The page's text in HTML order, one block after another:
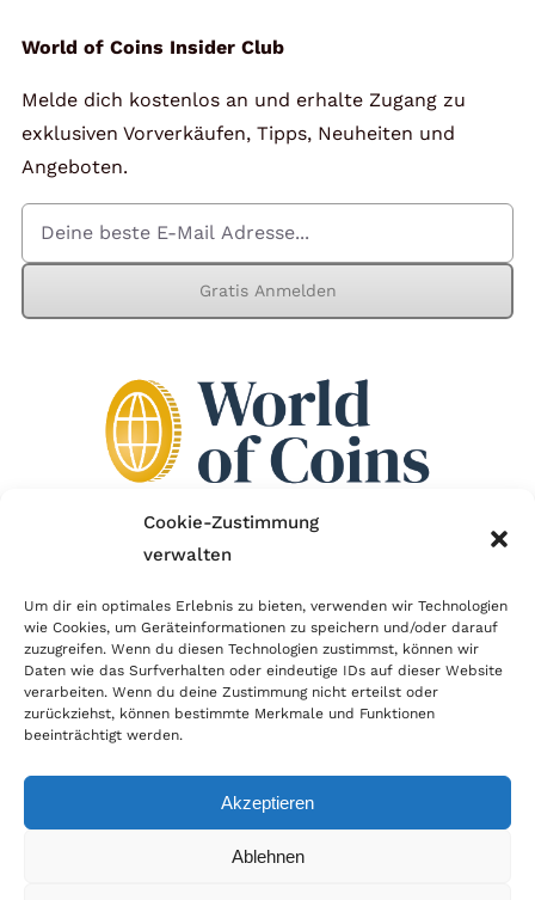
Cookie-Zustimmung
verwalten
Um dir ein optimales Erlebnis zu bieten, verwenden wir Technologien
wie Cookies, um Geräteinformationen zu speichern und/oder darauf
zuzugreifen. Wenn du diesen Technologien zustimmst, können wir
Daten wie das Surfverhalten oder eindeutige IDs auf dieser Website
verarbeiten. Wenn du deine Zustimmung nicht erteilst oder
zurückziehst, können bestimmte Merkmale und Funktionen
beeinträchtigt werden.
Akzeptieren
Ablehnen
World of Coins Insider Club
Melde dich kostenlos an und erhalte Zugang zu
exklusiven Vorverkäufen, Tipps, Neuheiten und
Angeboten.
Gratis Anmelden
Der Händlerbund setzt sich für sicheren und
erfolgreichen E-Commerce ein. Auch wir sind wie
viele Onlineshops im Netz Mitglied im Händlerbund
und unterstützen fairen Onlinehandel.